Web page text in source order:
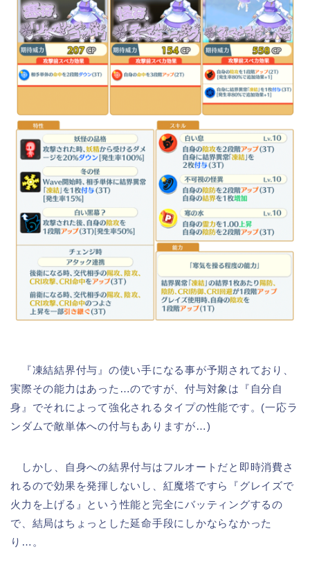
『凍結結界付与』の使い手になる事が予期されており、
実際その能力はあった…のですが、付与対象は『自分自
身』でそれによって強化されるタイプの性能です。(一応ラ
ンダムで敵単体への付与もありますが…)
しかし、自身への結界付与はフルオートだと即時消費さ
れるので効果を発揮しないし、紅魔塔ですら『グレイズで
火力を上げる』という性能と完全にバッティングするの
で、結局はちょっとした延命手段にしかならなかった
り…。